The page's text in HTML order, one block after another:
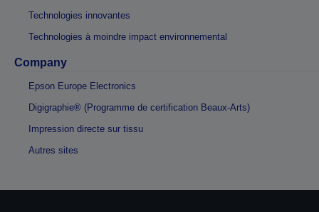
Technologies innovantes
Technologies à moindre impact environnemental
Company
Epson Europe Electronics
Digigraphie® (Programme de certification Beaux-Arts)
Impression directe sur tissu
Autres sites